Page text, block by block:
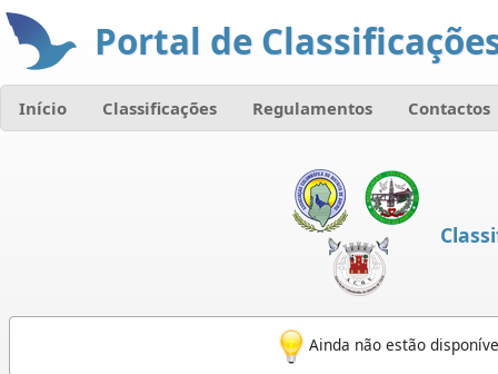
Portal de
Início Classificações Regulamentos Contactos
Ainda não estão